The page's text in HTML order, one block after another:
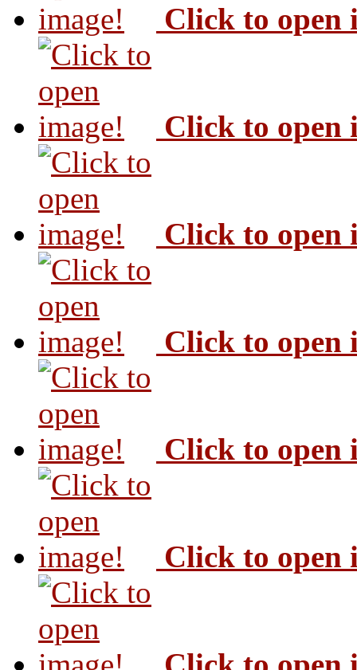
Click to open
Click to open
Click to open
Click to open
Click to open
Click to open